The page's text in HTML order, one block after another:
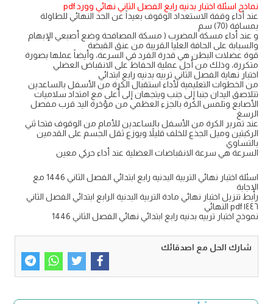
نماذج اسئلة اختبار بدنيه رابع الفصل الثاني نهائي وورد pdf
عند أداء وقفة الاستعداد الوقوف بعيداً عن الحد النهائي للطاولة
بمسافة (70) سم
و عند أداء مسكة المضرب ( مسكة المصافحة وضع أصبعي الإبهام
والسبابة على الحافة العليا القريبة من عنق القبضة
قوة عضلات البطن هي قدرة الفرد في السرعة، وأيضاً عملها بصورة
متكررة، وذلك من أجل عملية الحفاظ على الانقباض العضلي
اختبار نهاية الفصل الثاني تربيه بدنيه رابع ابتدائي
من الخطوات التعليمية لأداء استقبال الكرة من الأسفل بالساعدين
تتلاصق اليدان جنبا إلى جنب ويتجهان إلى أعلى مع امتداد سلاميات
الأصابع وتلمس الكرة بالجزء العظمي من مؤخرة اليد قرب مفصل
الرسغ
عند تمرير الكرة من الأسفل بالساعدين للأمام من الوقوف فتحا ثني
الركبتين وميل الجذع للخلف قليلاً ويوزع ثقل الجسم على القدمين
بالتساوي
السرعة هي سرعة الانقباضات العضلية عند أداء حركي معين
اسئلة اختبار نهائي التربية البدنيه رابع ابتدائي الفصل الثاني 1446 مع
الإجابة
رابط تنزيل اختبار نهائي مادة التربية البدنية الرابع ابتدائي الفصل الثاني
١٤٤٦ pdf النهائي
نموذج اختبار تربيه بدنيه رابع ابتدائي نهائي الفصل الثاني 1446
شارك الحل مع اصدقائك